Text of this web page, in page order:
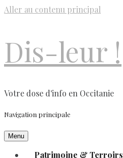
Aller au contenu principal
Dis-leur !
Votre dose d'info en Occitanie
Navigation principale
Menu
Patrimoine & Terroirs